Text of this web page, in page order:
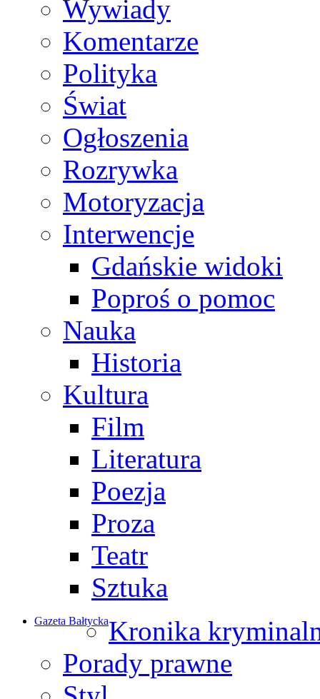
Wywiady
Komentarze
Polityka
Świat
Ogłoszenia
Rozrywka
Motoryzacja
Interwencje
Gdańskie widoki
Poproś o pomoc
Nauka
Historia
Kultura
Film
Literatura
Poezja
Proza
Teatr
Sztuka
Gazeta BałtyckaKronika
Porady prawne